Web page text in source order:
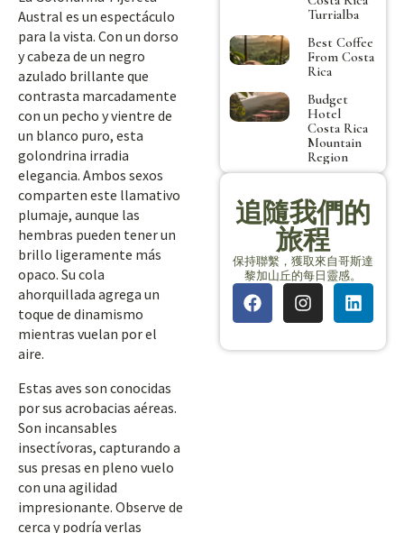
Austral es un espectáculo
para la vista. Con un dorso
y cabeza de un negro
azulado brillante que
contrasta marcadamente
con un pecho y vientre de
un blanco puro, esta
golondrina irradia
elegancia. Ambos sexos
comparten este llamativo
plumaje, aunque las
hembras pueden tener un
brillo ligeramente más
opaco. Su cola
ahorquillada agrega un
toque de dinamismo
mientras vuelan por el
aire.
Estas aves son conocidas
por sus acrobacias aéreas.
Son incansables
insectívoras, capturando a
sus presas en pleno vuelo
con una agilidad
impresionante. Observe de
cerca y podría verlas
Turrialba
Best Coffee
From Costa
Rica
Budget
Hotel
Costa Rica
Mountain
Region
追隨我們的
旅程
保持聯繫，獲取來自哥斯達
黎加山丘的每日靈感。